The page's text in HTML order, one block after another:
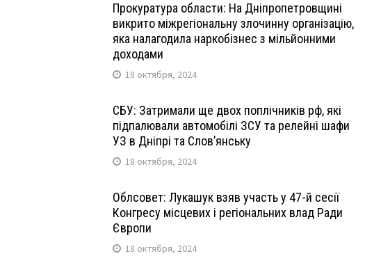
Прокуратура области: На Дніпропетровщині
викрито міжрегіональну злочинну організацію,
яка налагодила наркобізнес з мільйонними
доходами
18 октября, 2024
СБУ: Затримали ще двох поплічників рф, які
підпалювали автомобілі ЗСУ та релейні шафи
УЗ в Дніпрі та Слов’янську
18 октября, 2024
Облсовет: Лукашук взяв участь у 47-й сесії
Конгресу місцевих і регіональних влад Ради
Європи
18 октября, 2024